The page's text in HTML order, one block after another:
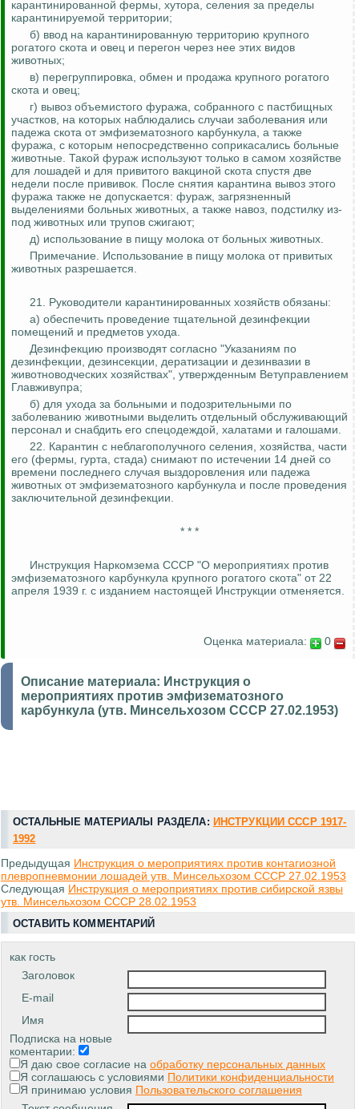
карантинированной фермы, хутора, селения за пределы
карантинируемой территории;
б) ввод на карантинированную территорию крупного
рогатого скота и овец и перегон через нее этих видов
животных;
в) перегруппировка, обмен и продажа крупного рогатого
скота и овец;
г) вывоз объемистого фуража, собранного с пастбищных
участков, на которых наблюдались случаи заболевания или
падежа скота от эмфизематозного карбункула, а также
фуража, с которым непосредственно соприкасались больные
животные. Такой фураж используют только в самом хозяйстве
для лошадей и для привитого вакциной скота спустя две
недели после прививок. После снятия карантина вывоз этого
фуража также не допускается: фураж, загрязненный
выделениями больных животных, а также навоз, подстилку из-
под животных или трупов сжигают;
д) использование в пищу молока от больных животных.
Примечание. Использование в пищу молока от привитых
животных разрешается.
21. Руководители карантинированных хозяйств обязаны:
а) обеспечить проведение тщательной дезинфекции
помещений и предметов ухода.
Дезинфекцию производят согласно "Указаниям по
дезинфекции, дезинсекции, дератизации и дезинвазии в
животноводческих хозяйствах", утвержденным Ветуправлением
Главживупра;
б) для ухода за больными и подозрительными по
заболеванию животными выделить отдельный обслуживающий
персонал и снабдить его спецодеждой, халатами и галошами.
22. Карантин с неблагополучного селения, хозяйства, части
его (фермы, гурта, стада) снимают по истечении 14 дней со
времени последнего случая выздоровления или падежа
животных от эмфизематозного карбункула и после проведения
заключительной дезинфекции.
* * *
Инструкция Наркомзема СССР "О мероприятиях против
эмфизематозного карбункула крупного рогатого скота" от 22
апреля 1939 г. с изданием настоящей Инструкции отменяется.
Оценка материала: 0
Описание материала: Инструкция о
мероприятиях против эмфизематозного
карбункула (утв. Минсельхозом СССР 27.02.1953)
ОСТАЛЬНЫЕ МАТЕРИАЛЫ РАЗДЕЛА: ИНСТРУКЦИИ СССР 1917-
1992
Предыдущая Инструкция о мероприятиях против контагиозной
плевропневмонии лошадей утв. Минсельхозом СССР 27.02.1953
Следующая Инструкция о мероприятиях против сибирской язвы
утв. Минсельхозом СССР 28.02.1953
ОСТАВИТЬ КОММЕНТАРИЙ
как гость
Заголовок
E-mail
Имя
Подписка на новые
коментарии:
Я даю свое согласие на обработку персональных данных
Я соглашаюсь с условиями Политики конфиденциальности
Я принимаю условия Пользовательского соглашения